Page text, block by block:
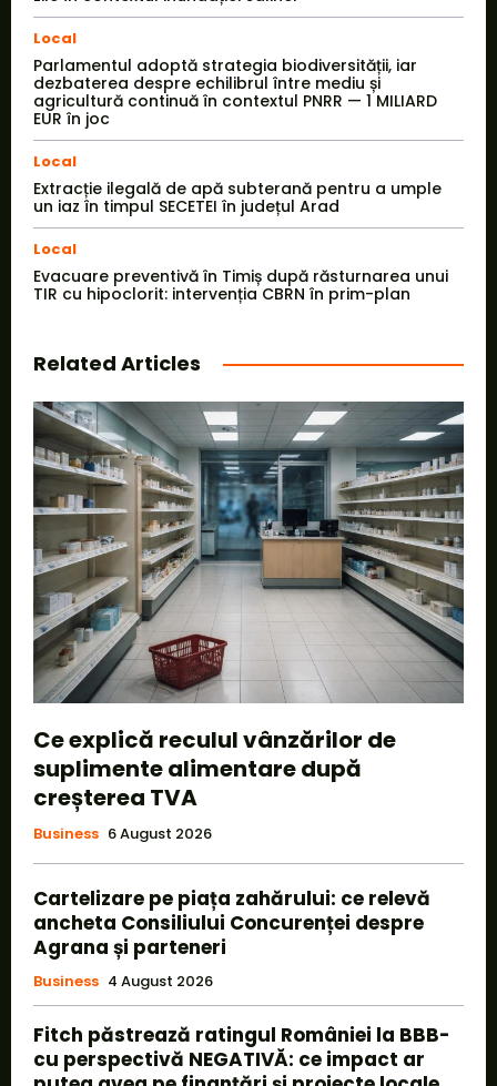
Local
Parlamentul adoptă strategia biodiversității, iar
dezbaterea despre echilibrul între mediu și
agricultură continuă în contextul PNRR — 1 MILIARD
EUR în joc
Local
Extracție ilegală de apă subterană pentru a umple
un iaz în timpul SECETEI în județul Arad
Local
Evacuare preventivă în Timiș după răsturnarea unui
TIR cu hipoclorit: intervenția CBRN în prim-plan
Related Articles
Ce explică reculul vânzărilor de
suplimente alimentare după
creșterea TVA
Business 6 August 2026
Cartelizare pe piața zahărului: ce relevă
ancheta Consiliului Concurenței despre
Agrana și parteneri
Business 4 August 2026
Fitch păstrează ratingul României la BBB-
cu perspectivă NEGATIVĂ: ce impact ar